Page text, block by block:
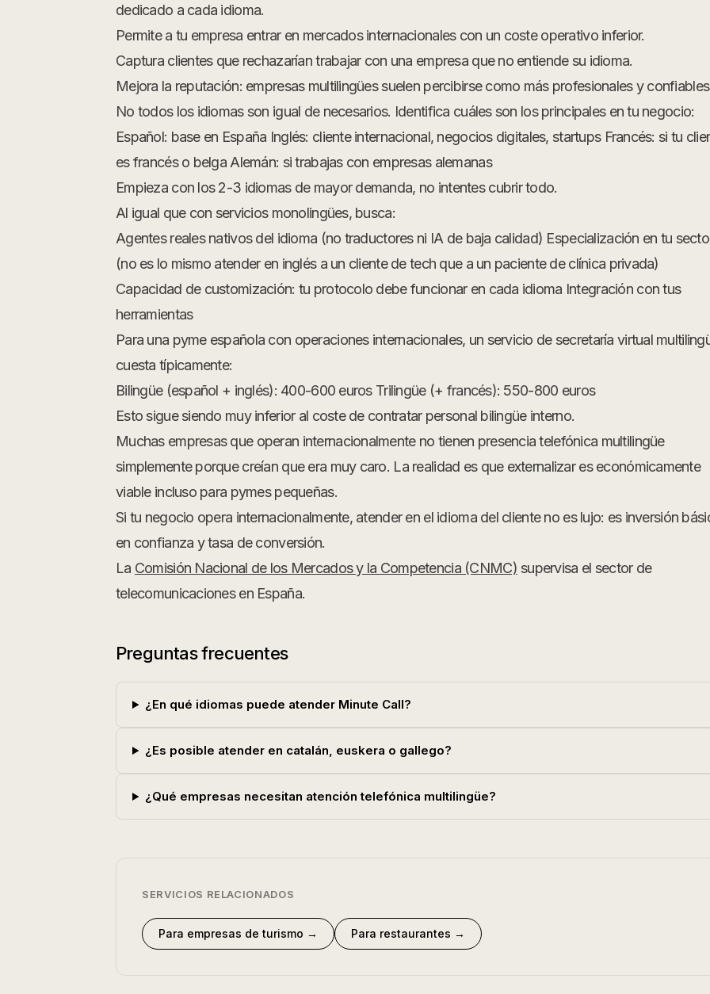
dedicado a cada idioma.
Permite a tu empresa entrar en mercados internacionales con un coste operativo inferior.
Captura clientes que rechazarían trabajar con una empresa que no entiende su idioma.
Mejora la reputación: empresas multilingües suelen percibirse como más profesionales y
No todos los idiomas son igual de necesarios. Identifica cuáles son los principales en tu negocio:
Español: base en España Inglés: cliente internacional, negocios digitales, startups Francés: si tu
es francés o belga Alemán: si trabajas con empresas alemanas
Empieza con los 2-3 idiomas de mayor demanda, no intentes cubrir todo.
Al igual que con servicios monolingües, busca:
Agentes reales nativos del idioma (no traductores ni IA de baja calidad) Especialización en tu
(no es lo mismo atender en inglés a un cliente de tech que a un paciente de clínica privada)
Capacidad de customización: tu protocolo debe funcionar en cada idioma Integración con tus
herramientas
Para una pyme española con operaciones internacionales, un servicio de secretaría virtual
cuesta típicamente:
Bilingüe (español + inglés): 400-600 euros Trilingüe (+ francés): 550-800 euros
Esto sigue siendo muy inferior al coste de contratar personal bilingüe interno.
Muchas empresas que operan internacionalmente no tienen presencia telefónica multilingüe
simplemente porque creían que era muy caro. La realidad es que externalizar es económicamente
viable incluso para pymes pequeñas.
Si tu negocio opera internacionalmente, atender en el idioma del cliente no es lujo: es inversión
en confianza y tasa de conversión.
La Comisión Nacional de los Mercados y la Competencia (CNMC) supervisa el sector de
telecomunicaciones en España.
Preguntas frecuentes
¿En qué idiomas puede atender Minute Call?
¿Es posible atender en catalán, euskera o gallego?
¿Qué empresas necesitan atención telefónica multilingüe?
SERVICIOS RELACIONADOS
Para empresas de turismo → Para restaurantes →